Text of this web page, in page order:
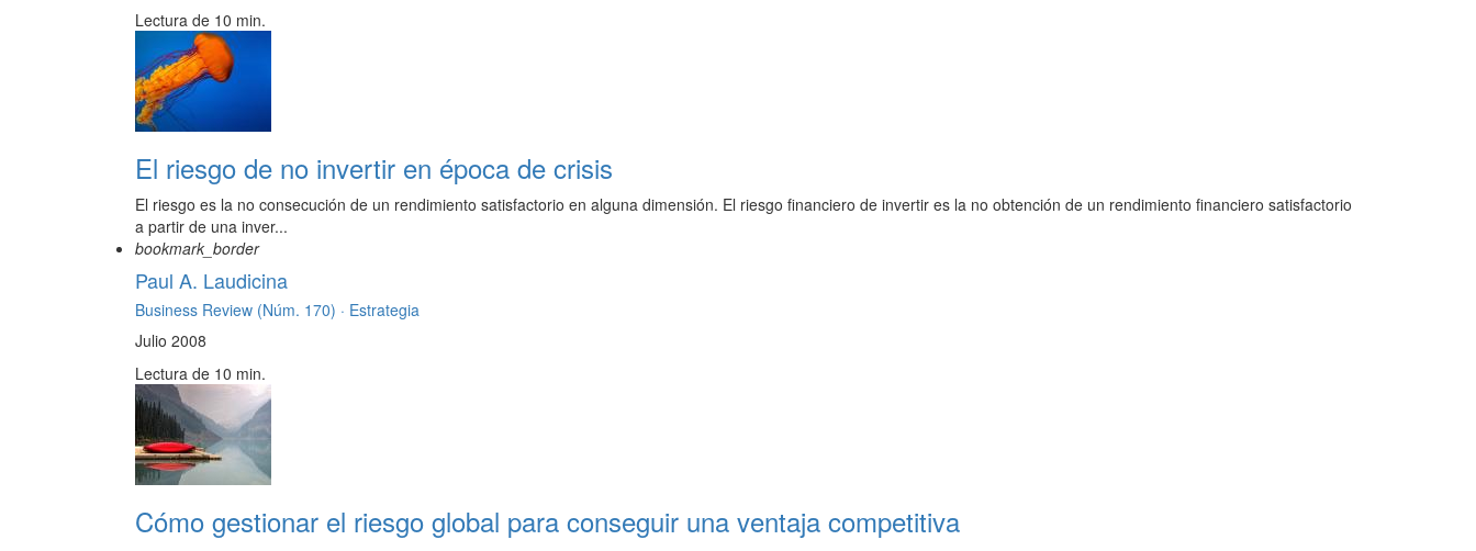
Lectura de 10 min.
El riesgo de no invertir en época de crisis
El riesgo es la no consecución de un rendimiento satisfactorio en alguna dimensión. El riesgo financiero de invertir es la no obtención de un rendimiento financiero satisfactorio
a partir de una inver...
bookmark_border
Paul A. Laudicina
Business Review (Núm. 170) · Estrategia
Julio 2008
Lectura de 10 min.
Cómo gestionar el riesgo global para conseguir una ventaja competitiva